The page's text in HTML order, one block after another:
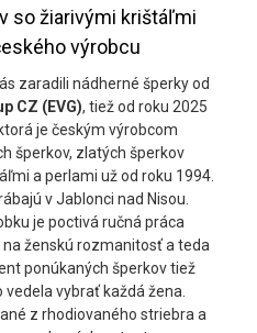
so žiarivými krištáľmi
výrobcu
zaradili nádherné šperky od
CZ (EVG), tiež od roku 2025
je českým výrobcom
šperkov, zlatých šperkov
a perlami už od roku 1994.
v Jablonci nad Nisou.
je poctivá ručná práca
ženskú rozmanitosť a teda
ponúkaných šperkov tiež
vybrať každá žena.
z rhodiovaného striebra a